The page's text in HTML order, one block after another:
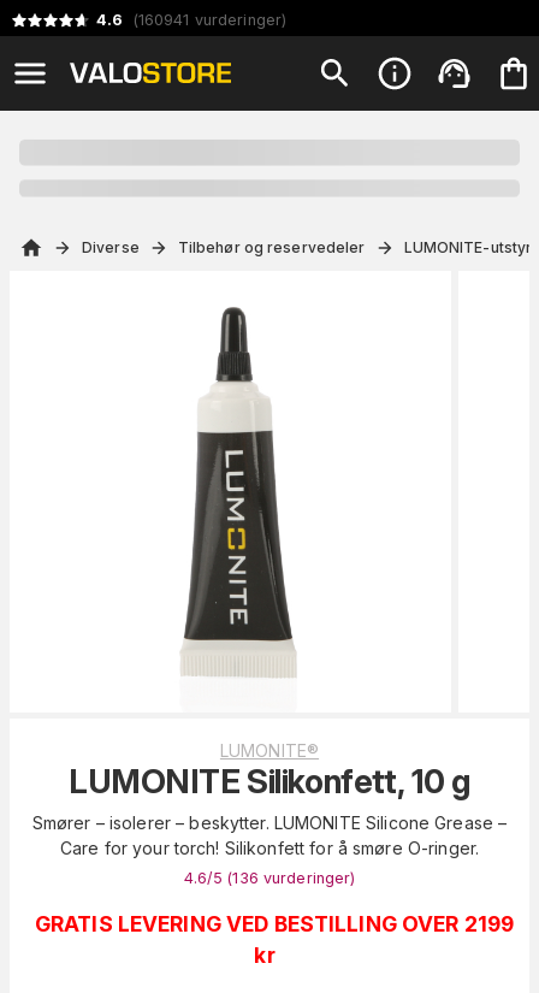
4.6 (160941 vurderinger)
Diverse Tilbehør og reservedeler LUMONITE-utstyr
LUMONITE®
LUMONITE Silikonfett, 10 g
Smører – isolerer – beskytter. LUMONITE Silicone Grease –
Care for your torch! Silikonfett for å smøre O-ringer.
4.6/5 (136 vurderinger)
GRATIS LEVERING VED BESTILLING OVER 2199
kr